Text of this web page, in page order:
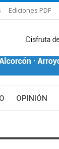
Ediciones PDF
OPINIÓN